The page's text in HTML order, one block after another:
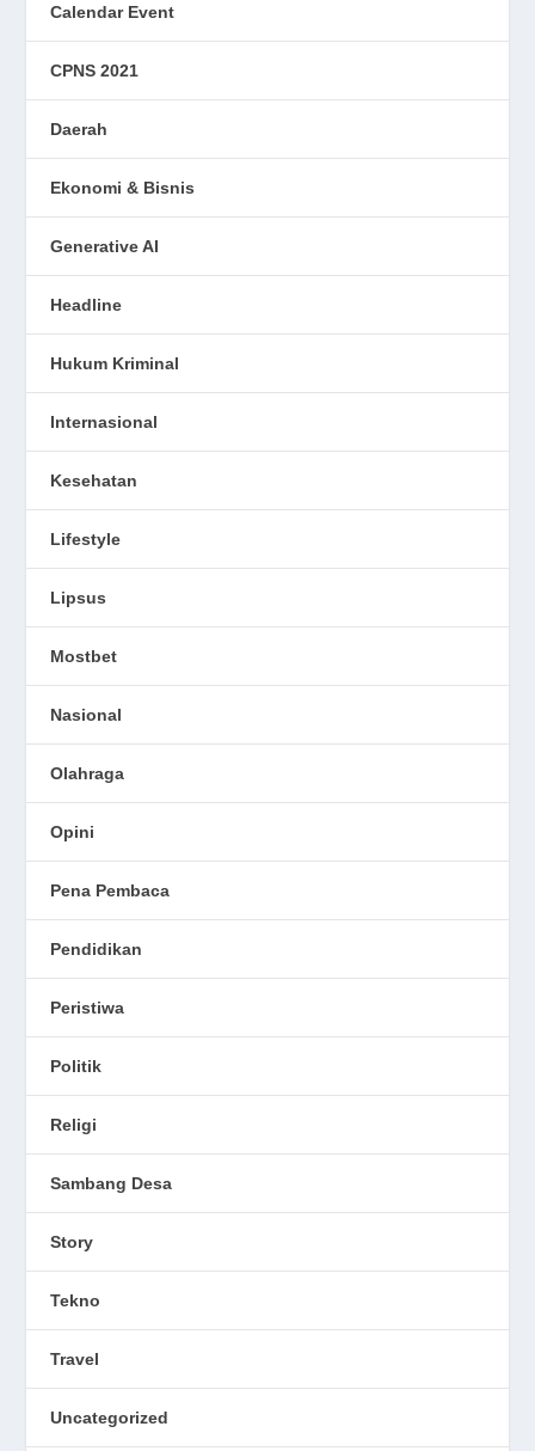
Calendar Event
CPNS 2021
Daerah
Ekonomi & Bisnis
Generative AI
Headline
Hukum Kriminal
Internasional
Kesehatan
Lifestyle
Lipsus
Mostbet
Nasional
Olahraga
Opini
Pena Pembaca
Pendidikan
Peristiwa
Politik
Religi
Sambang Desa
Story
Tekno
Travel
Uncategorized